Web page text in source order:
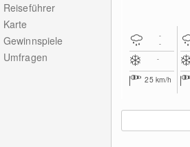
Reiseführer
Karte
Gewinnspiele
Umfragen
-
-
-
25 km/h